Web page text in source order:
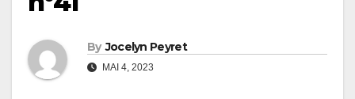
By Jocelyn Peyret
MAI 4, 2023